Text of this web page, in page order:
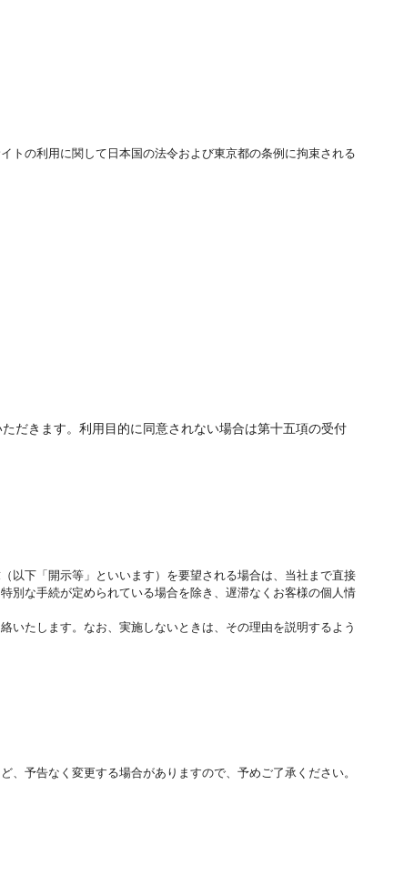
トの利用に関して日本国の法令および東京都の条例に拘束される
だきます。利用目的に同意されない場合は第十五項の受付
以下「開示等」といいます）を要望される場合は、当社まで直接
別な手続が定められている場合を除き、遅滞なくお客様の個人情
いたします。なお、実施しないときは、その理由を説明するよう
予告なく変更する場合がありますので、予めご了承ください。